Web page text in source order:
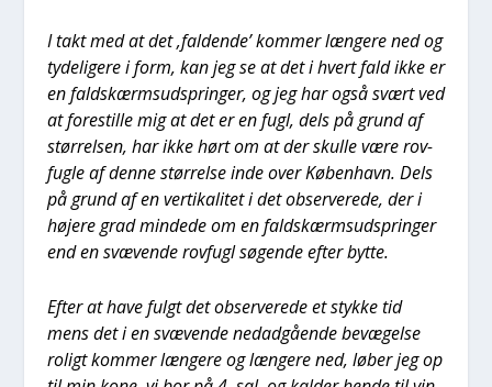
I takt med at det ‚fal­den­de’ kom­mer læn­ge­re ned og
tyde­li­ge­re i form, kan jeg se at det i hvert fald ikke er
en faldskærms­ud­sprin­ger, og jeg har også svært ved
at fore­stil­le mig at det er en fugl, dels på grund af
stør­rel­sen, har ikke hørt om at der skul­le være rov­
fug­le af den­ne stør­rel­se inde over Køben­havn. Dels
på grund af en ver­ti­ka­li­tet i det obser­ve­re­de, der i
høje­re grad min­de­de om en faldskærms­ud­sprin­ger
end en svæ­ven­de rov­fugl søgen­de efter byt­te.
Efter at have fulgt det obser­ve­re­de et styk­ke tid
mens det i en svæ­ven­de ned­ad­gå­en­de bevæ­gel­se
roligt kom­mer læn­ge­re og læn­ge­re ned, løber jeg op